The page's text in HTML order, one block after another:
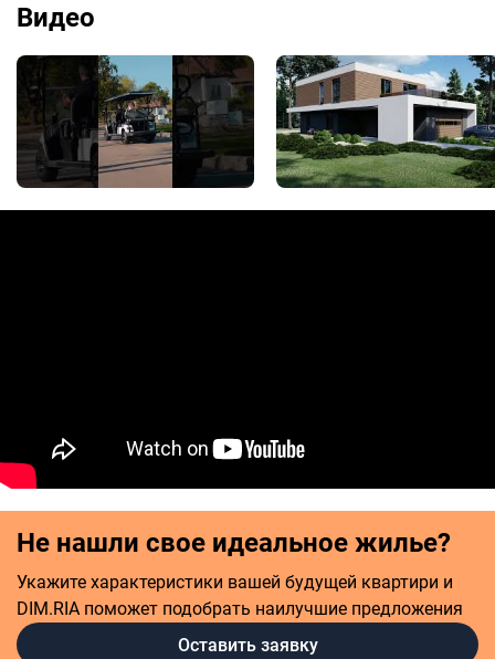
Видео
Не нашли свое идеальное жилье?
Укажите характеристики вашей будущей квартири и
DIM.RIA поможет подобрать наилучшие предложения
Оставить заявку